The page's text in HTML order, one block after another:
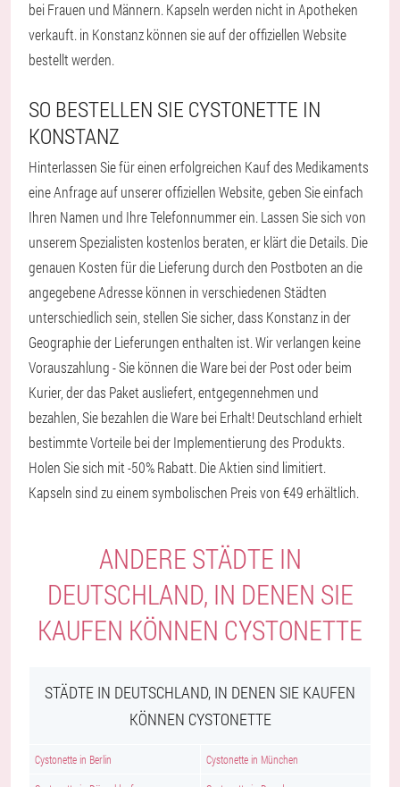
bei Frauen und Männern. Kapseln werden nicht in Apotheken
verkauft. in Konstanz können sie auf der offiziellen Website
bestellt werden.
SO BESTELLEN SIE CYSTONETTE IN
KONSTANZ
Hinterlassen Sie für einen erfolgreichen Kauf des Medikaments
eine Anfrage auf unserer offiziellen Website, geben Sie einfach
Ihren Namen und Ihre Telefonnummer ein. Lassen Sie sich von
unserem Spezialisten kostenlos beraten, er klärt die Details. Die
genauen Kosten für die Lieferung durch den Postboten an die
angegebene Adresse können in verschiedenen Städten
unterschiedlich sein, stellen Sie sicher, dass Konstanz in der
Geographie der Lieferungen enthalten ist. Wir verlangen keine
Vorauszahlung - Sie können die Ware bei der Post oder beim
Kurier, der das Paket ausliefert, entgegennehmen und
bezahlen, Sie bezahlen die Ware bei Erhalt! Deutschland erhielt
bestimmte Vorteile bei der Implementierung des Produkts.
Holen Sie sich mit -50% Rabatt. Die Aktien sind limitiert.
Kapseln sind zu einem symbolischen Preis von €49 erhältlich.
ANDERE STÄDTE IN
DEUTSCHLAND, IN DENEN SIE
KAUFEN KÖNNEN CYSTONETTE
STÄDTE IN DEUTSCHLAND, IN DENEN SIE KAUFEN
KÖNNEN CYSTONETTE
Cystonette in Berlin Cystonette in München